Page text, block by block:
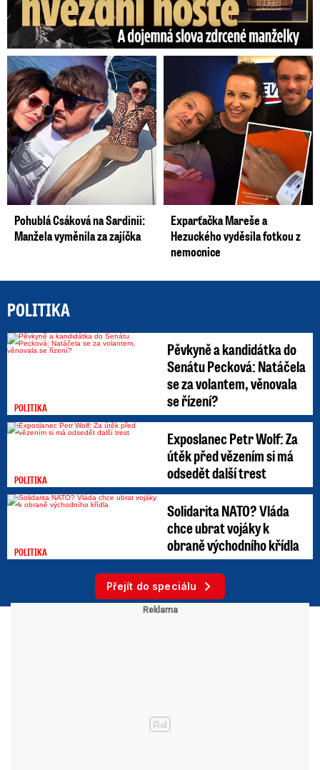
Pohublá Csáková na Sardinii:
Manžela vyměnila za zajíčka
Exparťačka Mareše a
Hezuckého vyděsila fotkou z
nemocnice
POLITIKA
POLITIKA
Pěvkyně a kandidátka do
Senátu Pecková: Natáčela
se za volantem, věnovala
se řízení?
POLITIKA
Exposlanec Petr Wolf: Za
útěk před vězením si má
odsedět další trest
POLITIKA
Solidarita NATO? Vláda
chce ubrat vojáky k
obraně východního křídla
Přejít do speciálu